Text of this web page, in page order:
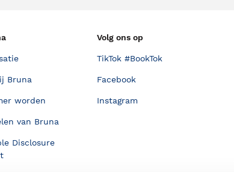
Bruna
worden
van Bruna
Disclosure
Volg ons op
TikTok #BookTok
Facebook
Instagram